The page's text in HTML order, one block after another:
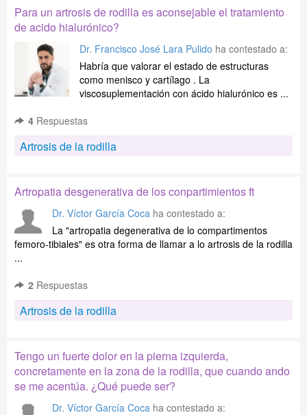
Para un artrosis de rodilla es aconsejable el tratamiento
de acido hialurónico?
Dr. Francisco José Lara Pulido ha contestado a:
Habría que valorar el estado de estructuras
como menisco y cartílago . La
viscosuplementación con ácido hialurónico es ...
4 Respuestas
Artrosis de la rodilla
Artropatia desgenerativa de los conpartimientos ft
Dr. Víctor García Coca ha contestado a:
La "artropatia degenerativa de lo compartimentos
femoro-tibiales" es otra forma de llamar a lo artrosis de la rodilla
...
2 Respuestas
Artrosis de la rodilla
Tengo un fuerte dolor en la pierna izquierda,
concretamente en la zona de la rodilla, que cuando ando
se me acentúa. ¿Qué puede ser?
Dr. Víctor García Coca ha contestado a: